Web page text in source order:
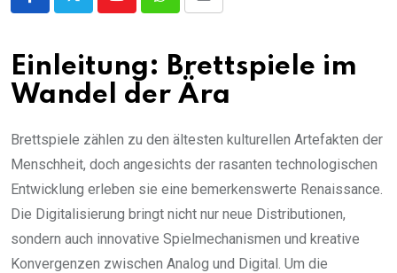
YoutubeWhatsappShare
Email
Einleitung: Brettspiele im
Wandel der Ära
Brettspiele zählen zu den ältesten kulturellen Artefakten der
Menschheit, doch angesichts der rasanten technologischen
Entwicklung erleben sie eine bemerkenswerte Renaissance.
Die Digitalisierung bringt nicht nur neue Distributionen,
sondern auch innovative Spielmechanismen und kreative
Konvergenzen zwischen Analog und Digital. Um die